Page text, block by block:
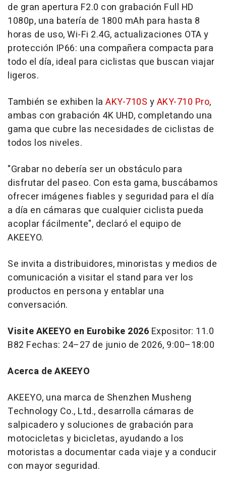
de gran apertura F2.0 con grabación Full HD
1080p, una batería de 1800 mAh para hasta 8
horas de uso, Wi-Fi 2.4G, actualizaciones OTA y
protección IP66: una compañera compacta para
todo el día, ideal para ciclistas que buscan viajar
ligeros.
También se exhiben la AKY-710S yAKY-710 Pro,
ambas con grabación 4K UHD, completando una
gama que cubre las necesidades de ciclistas de
todos los niveles.
"Grabar no debería ser un obstáculo para
disfrutar del paseo. Con esta gama, buscábamos
ofrecer imágenes fiables y seguridad para el día
a día en cámaras que cualquier ciclista pueda
acoplar fácilmente", declaró el equipo de
AKEEYO.
Se invita a distribuidores, minoristas y medios de
comunicación a visitar el stand para ver los
productos en persona y entablar una
conversación.
Visite AKEEYO en Eurobike 2026 Expositor: 11.0
B82 Fechas: 24–27 de junio de 2026, 9:00–18:00
Acerca de AKEEYO
AKEEYO, una marca de Shenzhen Musheng
Technology Co., Ltd., desarrolla cámaras de
salpicadero y soluciones de grabación para
motocicletas y bicicletas, ayudando a los
motoristas a documentar cada viaje y a conducir
con mayor seguridad.